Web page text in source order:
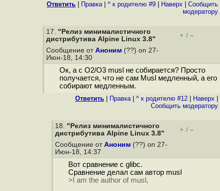
Ответить Правка| ^ к родителю #9 Наверх
Cообщить
модератору
17. "Релиз минималистичного
дистрибутива Alpine Linux 3.8"
+ / –
Сообщение от Аноним (??) on 27-
Июн-18, 14:30
Ок, а с O2/O3 musl не собирается? Просто
получается, что не сам Musl медленный, а его
собирают медленным.
Ответить Правка| ^ к родителю #12 Наверх
Cообщить модератору
18. "Релиз минималистичного
дистрибутива Alpine Linux 3.8"
+ / –
Сообщение от Аноним (??) on 27-
Июн-18, 14:37
Вот сравнение с glibc.
Сравнение делал сам автор musl
>I am the author of musl,